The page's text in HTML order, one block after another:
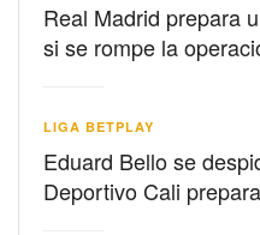
Real Madrid prepara
si se rompe la
LIGA BETPLAY
Eduard Bello se
Deportivo Cali